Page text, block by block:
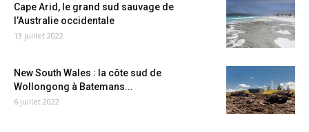
Cape Arid, le grand sud sauvage de
l’Australie occidentale
13 juillet 2022
New South Wales : la côte sud de
Wollongong à Batemans...
6 juillet 2022